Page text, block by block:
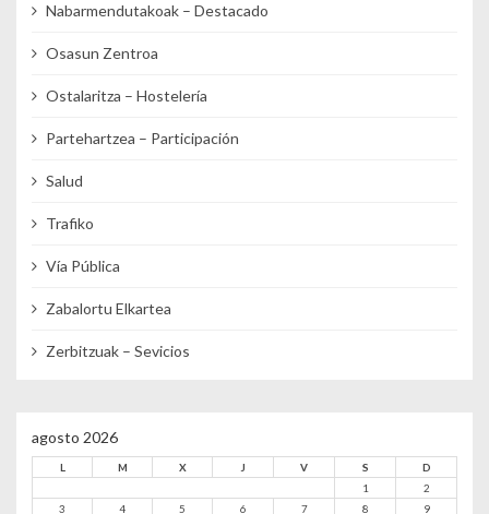
Nabarmendutakoak – Destacado
Osasun Zentroa
Ostalaritza – Hostelería
Partehartzea – Participación
Salud
Trafiko
Vía Pública
Zabalortu Elkartea
Zerbitzuak – Sevicios
agosto 2026
L M X J V S
D
1
2
3
4 5 6 7 8 9